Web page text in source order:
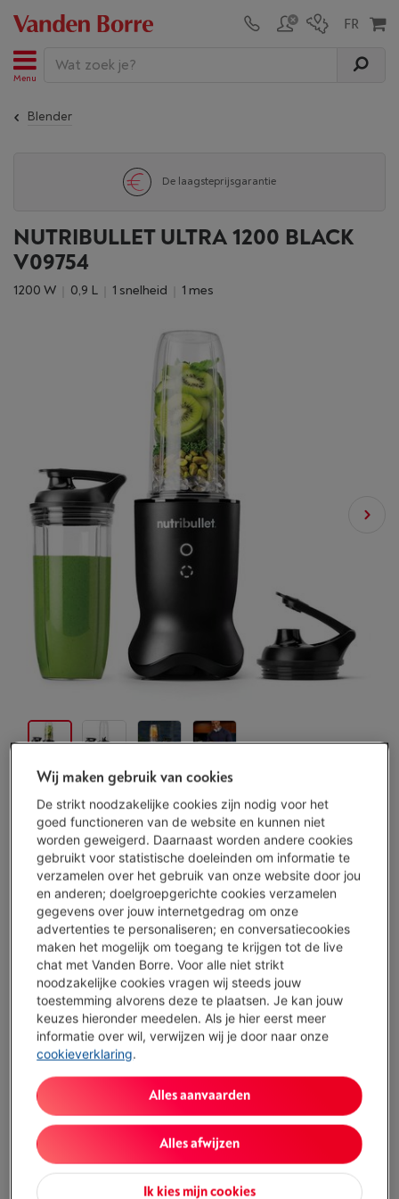
Menu
Blender
Uitstekende dienst na verkoop
NUTRIBULLET ULTRA 1200 BLACK
V09754
1200 W 0,9 L 1 snelheid 1 mes
Bescherm je toestel met onze services
4 jaargarantie met Smart Repair € 13,00
2 jaargarantie Altijd inbegrepen
Beschikbaar-Bekijk voorraad
€ 149,00
Ofbetalen per maand- Simulatie
Let op, geld lenen kost ook geld.
Minder dan 5 in stock, bestel nu!
Koop nu
Vergelijken
Wij maken gebruik van cookies
De strikt noodzakelijke cookies zijn nodig voor het
goed functioneren van de website en kunnen niet
worden geweigerd. Daarnaast worden andere cookies
gebruikt voor statistische doeleinden om informatie te
verzamelen over het gebruik van onze website door jou
en anderen; doelgroepgerichte cookies verzamelen
gegevens over jouw internetgedrag om onze
advertenties te personaliseren; en conversatiecookies
maken het mogelijk om toegang te krijgen tot de live
chat met Vanden Borre. Voor alle niet strikt
noodzakelijke cookies vragen wij steeds jouw
toestemming alvorens deze te plaatsen. Je kan jouw
keuzes hieronder meedelen. Als je hier eerst meer
informatie over wil, verwijzen wij je door naar onze
cookieverklaring.
Ik kies mijn cookies
Alles afwijzen
Alles aanvaarden